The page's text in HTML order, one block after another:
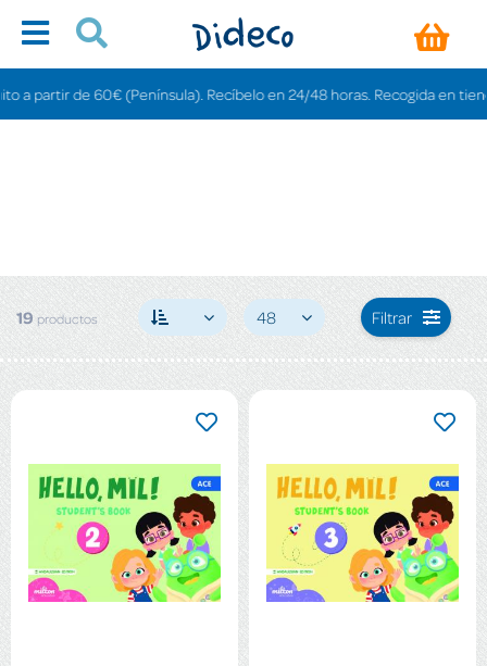
de 60€ (Península). Recíbelo en 24/48 horas. Recogida en tiendas
19 productos 48 Filtrar